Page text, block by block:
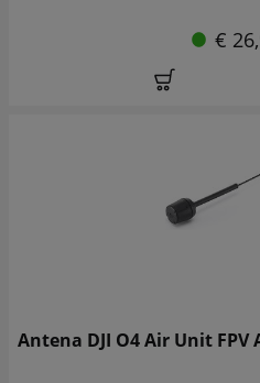
€
Antena DJI O4 Air Unit FPV